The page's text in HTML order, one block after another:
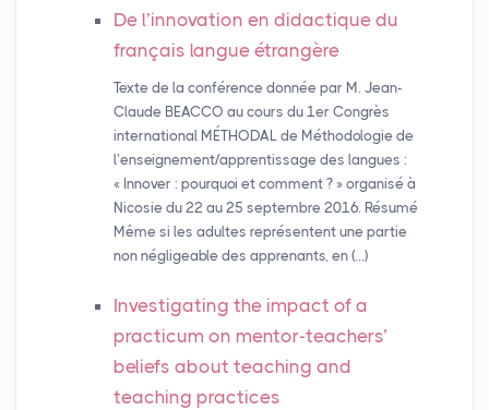
De l’innovation en didactique du
français langue étrangère
Texte de la conférence donnée par M. Jean-
Claude BEACCO au cours du 1er Congrès
international MÉTHODAL de Méthodologie de
l’enseignement/apprentissage des langues :
« Innover : pourquoi et comment ? » organisé à
Nicosie du 22 au 25 septembre 2016. Résumé
Même si les adultes représentent une partie
non négligeable des apprenants, en (…)
Investigating the impact of a
practicum on mentor-teachers’
beliefs about teaching and
teaching practices